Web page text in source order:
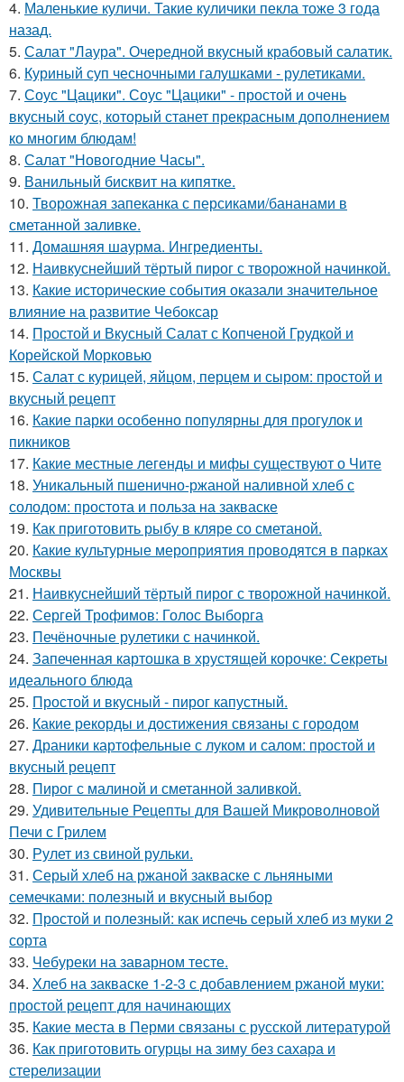
4. Маленькие куличи. Такие куличики пекла тоже 3 года
назад.
5. Салат "Лаура". Очередной вкусный крабовый салатик.
6. Куриный суп чесночными галушками - рулетиками.
7. Соус "Цацики". Соус "Цацики" - простой и очень
вкусный соус, который станет прекрасным дополнением
ко многим блюдам!
8. Салат "Новогодние Часы".
9. Ванильный бисквит на кипятке.
10. Творожная запеканка с персиками/бананами в
сметанной заливке.
11. Домашняя шаурма. Ингредиенты.
12. Наивкуснейший тёртый пирог с творожной начинкой.
13. Какие исторические события оказали значительное
влияние на развитие Чебоксар
14. Простой и Вкусный Салат с Копченой Грудкой и
Корейской Морковью
15. Салат с курицей, яйцом, перцем и сыром: простой и
вкусный рецепт
16. Какие парки особенно популярны для прогулок и
пикников
17. Какие местные легенды и мифы существуют о Чите
18. Уникальный пшенично-ржаной наливной хлеб с
солодом: простота и польза на закваске
19. Как приготовить рыбу в кляре со сметаной.
20. Какие культурные мероприятия проводятся в парках
Москвы
21. Наивкуснейший тёртый пирог с творожной начинкой.
22. Сергей Трофимов: Голос Выборга
23. Печёночные рулетики с начинкой.
24. Запеченная картошка в хрустящей корочке: Секреты
идеального блюда
25. Простой и вкусный - пирог капустный.
26. Какие рекорды и достижения связаны с городом
27. Драники картофельные с луком и салом: простой и
вкусный рецепт
28. Пирог с малиной и сметанной заливкой.
29. Удивительные Рецепты для Вашей Микроволновой
Печи с Грилем
30. Рулет из свиной рульки.
31. Серый хлеб на ржаной закваске с льняными
семечками: полезный и вкусный выбор
32. Простой и полезный: как испечь серый хлеб из муки 2
сорта
33. Чебуреки на заварном тесте.
34. Хлеб на закваске 1-2-3 с добавлением ржаной муки:
простой рецепт для начинающих
35. Какие места в Перми связаны с русской литературой
36. Как приготовить огурцы на зиму без сахара и
стерелизации